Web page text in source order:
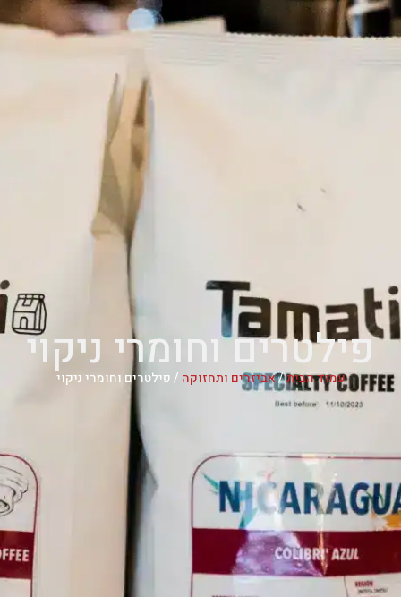
פילטרים וחומרי ניקוי
עמוד הבית/אביזרים ותחזוקה/ פילטרים וחומרי ניקוי